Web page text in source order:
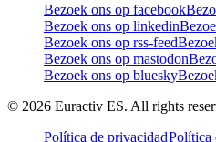
Bezoek ons op facebook
Bezoek ons op linkedin
Bezoek ons op rss-feed
Bezoek ons op mastodon
Bezoek ons op bluesky
© 2026 Euractiv ES. All rights
Política de privacidadPolítica